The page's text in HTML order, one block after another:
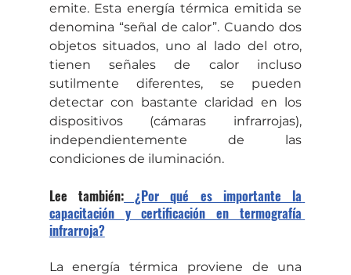
emite. Esta energía térmica emitida se
denomina “señal de calor”. Cuando dos
objetos situados, uno al lado del otro,
tienen señales de calor incluso
sutilmente diferentes, se pueden
detectar con bastante claridad en los
dispositivos (cámaras infrarrojas),
independientemente de las
condiciones de iluminación.
Lee también: ¿Por qué es importante la
capacitación y certificación en termografía
infrarroja?
La energía térmica proviene de una